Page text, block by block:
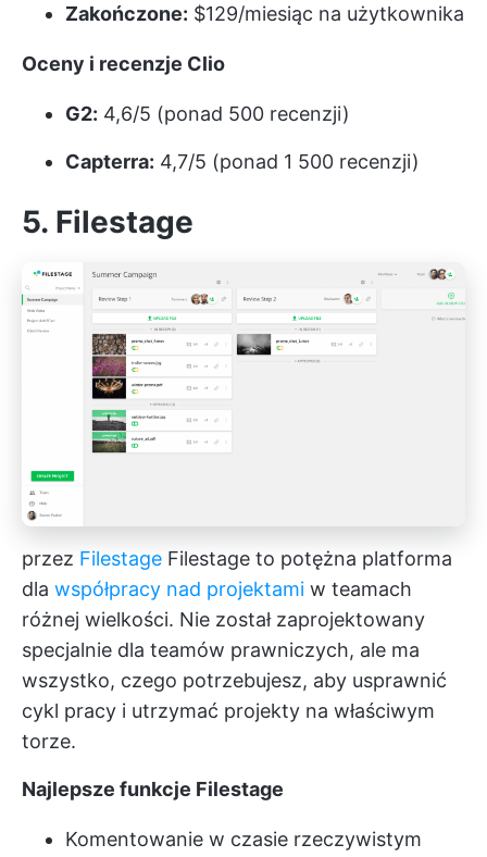
Zakończone: $129/miesiąc na użytkownika
Oceny i recenzje Clio
G2: 4,6/5 (ponad 500 recenzji)
Capterra: 4,7/5 (ponad 1 500 recenzji)
5. Filestage
przez Filestage Filestage to potężna platforma
dla współpracy nad projektami w teamach
różnej wielkości. Nie został zaprojektowany
specjalnie dla teamów prawniczych, ale ma
wszystko, czego potrzebujesz, aby usprawnić
cykl pracy i utrzymać projekty na właściwym
torze.
Najlepsze funkcje Filestage
Komentowanie w czasie rzeczywistym